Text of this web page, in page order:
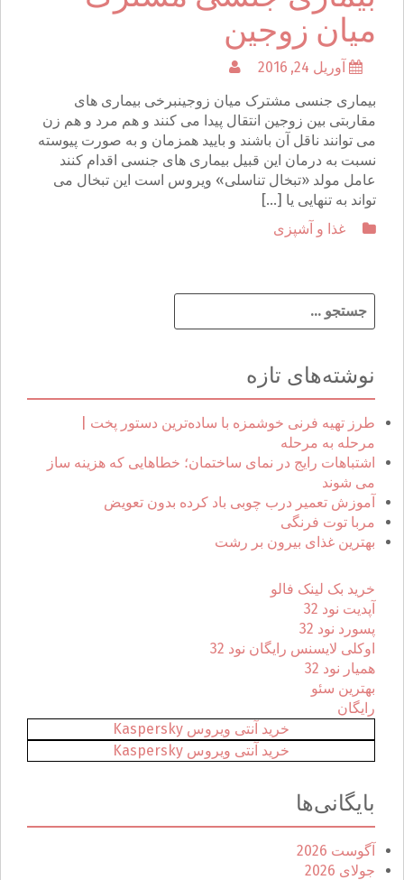
میان زوجین
آوریل 24, 2016
بیماری جنسی مشترک میان زوجینبرخی بیماری های
مقاربتی بین زوجین انتقال پیدا می کنند و هم مرد و هم زن
می توانند ناقل آن باشند و بایید همزمان و به صورت پیوسته
نسبت به درمان این قبیل بیماری های جنسی اقدام کنند
عامل مولد «تبخال تناسلی» ویروس است این تبخال می
تواند به تنهایی یا […]
غذا و آشپزی
س
و
ب
ر
ا
ی
:
نوشته‌های تازه
طرز تهیه فرنی خوشمزه با ساده‌ترین دستور پخت |
مرحله به مرحله
اشتباهات رایج در نمای ساختمان؛ خطاهایی که هزینه ساز
می شوند
آموزش تعمیر درب چوبی باد کرده بدون تعویض
مربا توت فرنگی
بهترین غذای بیرون بر رشت
خرید بک لینک فالو
آپدیت نود 32
پسورد نود 32
اوکلی لایسنس رایگان نود 32
همیار نود 32
بهترین سئو
رایگان
خرید آنتی ویروس Kaspersky
خرید آنتی ویروس Kaspersky
بایگانی‌ها
آگوست 2026
جولای 2026